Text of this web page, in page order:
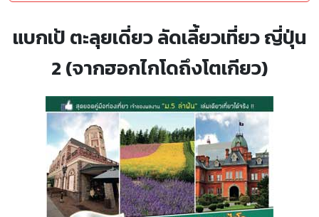
แบกเป้ ตะลุยเดี่ยว ลัดเลี้ยวเที่ยว ญี่ปุ่น
2 (จากฮอกไกโดถึงโตเกียว)